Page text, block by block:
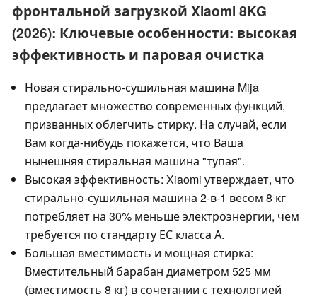
фронтальной загрузкой Xiaomi 8KG
(2026): Ключевые особенности: высокая
эффективность и паровая очистка
Новая стирально-сушильная машина Mija
предлагает множество современных функций,
призванных облегчить стирку. На случай, если
Вам когда-нибудь покажется, что Ваша
нынешняя стиральная машина "тупая".
Высокая эффективность: Xiaomi утверждает, что
стирально-сушильная машина 2-в-1 весом 8 кг
потребляет на 30% меньше электроэнергии, чем
требуется по стандарту ЕС класса А.
Большая вместимость и мощная стирка:
Вместительный барабан диаметром 525 мм
(вместимость 8 кг) в сочетании с технологией